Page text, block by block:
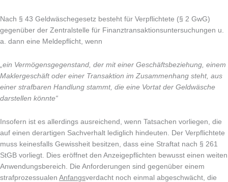
Nach § 43 Geldwäschegesetz besteht für Verpflichtete (§ 2 GwG)
gegenüber der Zentralstelle für Finanztransaktionsuntersuchungen u.
a. dann eine Meldepflicht, wenn
„ein Vermögensgegenstand, der mit einer Geschäftsbeziehung, einem
Maklergeschäft oder einer Transaktion im Zusammenhang steht, aus
einer strafbaren Handlung stammt, die eine Vortat der Geldwäsche
darstellen könnte“
Insofern ist es allerdings ausreichend, wenn Tatsachen vorliegen, die
auf einen derartigen Sachverhalt lediglich hindeuten. Der Verpflichtete
muss keinesfalls Gewissheit besitzen, dass eine Straftat nach § 261
StGB vorliegt. Dies eröffnet den Anzeigepflichten bewusst einen weiten
Anwendungsbereich. Die Anforderungen sind gegenüber einem
strafprozessualen Anfangsverdacht noch einmal abgeschwächt, die